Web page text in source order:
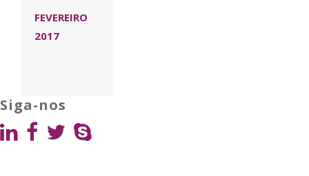
FEVEREIRO
2017
Siga-nos